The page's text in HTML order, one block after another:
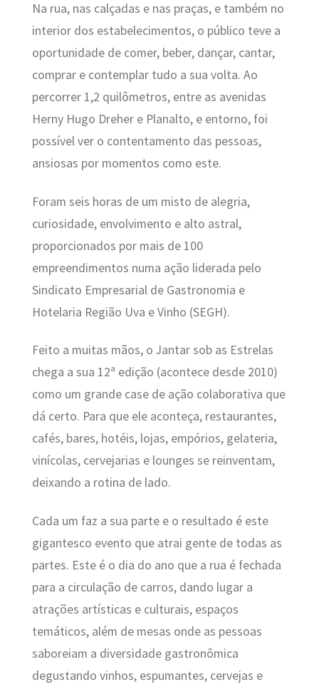
Na rua, nas calçadas e nas praças, e também no
interior dos estabelecimentos, o público teve a
oportunidade de comer, beber, dançar, cantar,
comprar e contemplar tudo a sua volta. Ao
percorrer 1,2 quilômetros, entre as avenidas
Herny Hugo Dreher e Planalto, e entorno, foi
possível ver o contentamento das pessoas,
ansiosas por momentos como este.
Foram seis horas de um misto de alegria,
curiosidade, envolvimento e alto astral,
proporcionados por mais de 100
empreendimentos numa ação liderada pelo
Sindicato Empresarial de Gastronomia e
Hotelaria Região Uva e Vinho (SEGH).
Feito a muitas mãos, o Jantar sob as Estrelas
chega a sua 12ª edição (acontece desde 2010)
como um grande case de ação colaborativa que
dá certo. Para que ele aconteça, restaurantes,
cafés, bares, hotéis, lojas, empórios, gelateria,
vinícolas, cervejarias e lounges se reinventam,
deixando a rotina de lado.
Cada um faz a sua parte e o resultado é este
gigantesco evento que atrai gente de todas as
partes. Este é o dia do ano que a rua é fechada
para a circulação de carros, dando lugar a
atrações artísticas e culturais, espaços
temáticos, além de mesas onde as pessoas
saboreiam a diversidade gastronômica
degustando vinhos, espumantes, cervejas e